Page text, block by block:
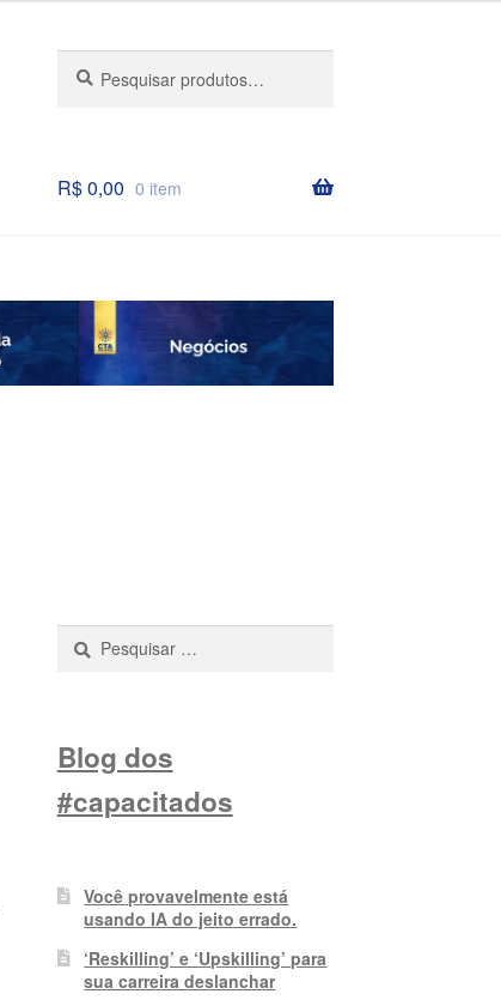
por:
R$0,00 0 item
Pesquisar
por:
Blog dos
#capacitados
Você provavelmente está
usando IA do jeito errado.
‘Reskilling’ e ‘Upskilling’ para
sua carreira deslanchar